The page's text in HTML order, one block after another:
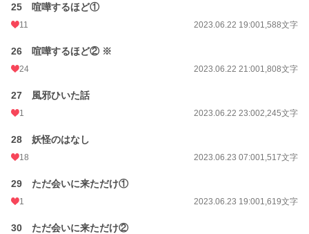
25 喧嘩するほど①
11 2023.06.22 19:001,588文字
26 喧嘩するほど② ※
24 2023.06.22 21:001,808文字
27 風邪ひいた話
1 2023.06.22 23:002,245文字
28 妖怪のはなし
18 2023.06.23 07:001,517文字
29 ただ会いに来ただけ①
1 2023.06.23 19:001,619文字
30 ただ会いに来ただけ②